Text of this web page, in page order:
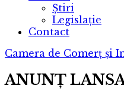
Știri
Legislație
Contact
Camera de Comerț și
ANUNȚ